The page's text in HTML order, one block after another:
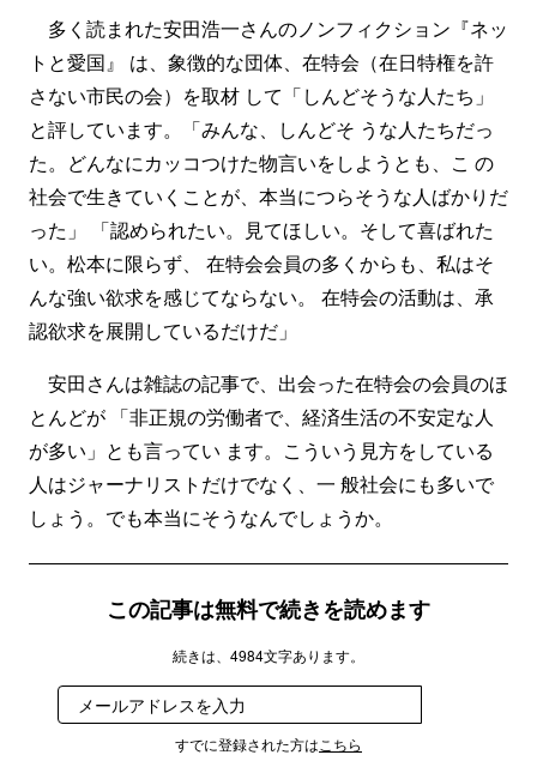
多く読まれた安田浩一さんのノンフィクション『ネッ
トと愛国』 は、象徴的な団体、在特会（在日特権を許
さない市民の会）を取材 して「しんどそうな人たち」
と評しています。「みんな、しんどそ うな人たちだっ
た。どんなにカッコつけた物言いをしようとも、こ の
社会で生きていくことが、本当につらそうな人ばかりだ
った」 「認められたい。見てほしい。そして喜ばれた
い。松本に限らず、 在特会会員の多くからも、私はそ
んな強い欲求を感じてならない。 在特会の活動は、承
認欲求を展開しているだけだ」
安田さんは雑誌の記事で、出会った在特会の会員のほ
とんどが 「非正規の労働者で、経済生活の不安定な人
が多い」とも言ってい ます。こういう見方をしている
人はジャーナリストだけでなく、一 般社会にも多いで
しょう。でも本当にそうなんでしょうか。
この記事は無料で続きを読めます
続きは、4984文字あります。
すでに登録された方は こちら